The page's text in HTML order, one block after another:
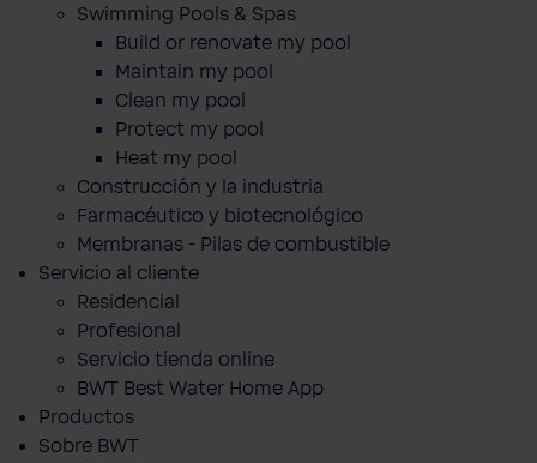
Swimming Pools & Spas
Build or renovate my pool
Maintain my pool
Clean my pool
Protect my pool
Heat my pool
Construcción y la industria
Farmacéutico y biotecnológico
Membranas - Pilas de combustible
Servicio al cliente
Residencial
Profesional
Servicio tienda online
BWT Best Water Home App
Productos
Sobre BWT